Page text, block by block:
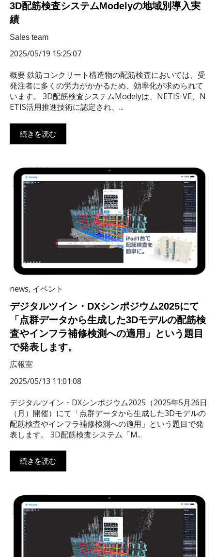
3D配筋検査システムModelyの地域別導入実
績
Sales team
2025/05/19 15:25:07
概要 鉄筋コンクリート構造物の配筋検査においては、受
発注者に多くの労力がかかるため、効率化が求められて
います。 3D配筋検査システムModelyは、NETIS-VE、N
ETIS活用推進技術に認定され、...
続きを読む
news, イベント
デジタルツイン・DXシンポジウム2025にて
「点群データから生成した3Dモデルの配筋検
査やインフラ補修検測への適用」という題目
で発表します。
広報室
2025/05/13 11:01:08
デジタルツイン・DXシンポジウム2025（2025年5月26日
（月）開催）にて「点群データから生成した3Dモデルの
配筋検査やインフラ補修検測への適用」という題目で発
表します。 3D配筋検査システム「M...
続きを読む